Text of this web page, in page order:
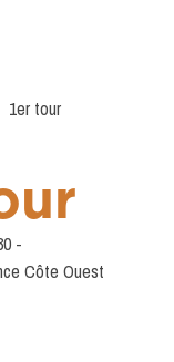
1er tour
-
Côte Ouest